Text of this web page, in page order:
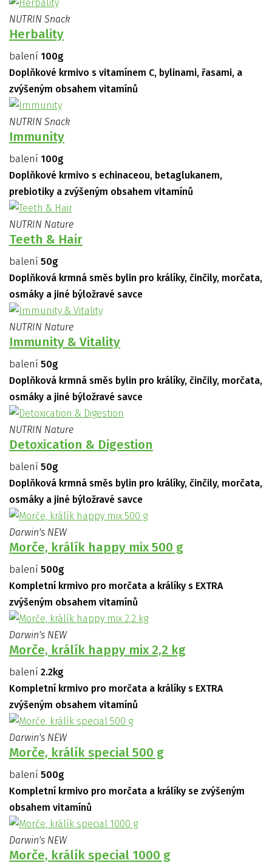
NUTRIN Snack
Herbality
balení 100g
Doplňkové krmivo s vitamínem C, bylinami, řasami, a
zvýšeným obsahem vitamínů
NUTRIN Snack
Immunity
balení 100g
Doplňkové krmivo s echinaceou, betaglukanem,
prebiotiky a zvýšeným obsahem vitamínů
NUTRIN Nature
Teeth & Hair
balení 50g
Doplňková krmná směs bylin pro králíky, činčily, morčata,
osmáky a jiné býložravé savce
NUTRIN Nature
Immunity & Vitality
balení 50g
Doplňková krmná směs bylin pro králíky, činčily, morčata,
osmáky a jiné býložravé savce
NUTRIN Nature
Detoxication & Digestion
balení 50g
Doplňková krmná směs bylin pro králíky, činčily, morčata,
osmáky a jiné býložravé savce
Darwin's NEW
Morče, králík happy mix 500 g
balení 500g
Kompletní krmivo pro morčata a králíky s EXTRA
zvýšeným obsahem vitamínů
Darwin's NEW
Morče, králík happy mix 2,2 kg
balení 2.2kg
Kompletní krmivo pro morčata a králíky s EXTRA
zvýšeným obsahem vitamínů
Darwin's NEW
Morče, králík special 500 g
balení 500g
Kompletní krmivo pro morčata a králíky se zvýšeným
obsahem vitamínů
Darwin's NEW
Morče, králík special 1000 g